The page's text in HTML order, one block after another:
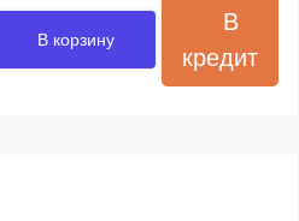
В корзину
кредит